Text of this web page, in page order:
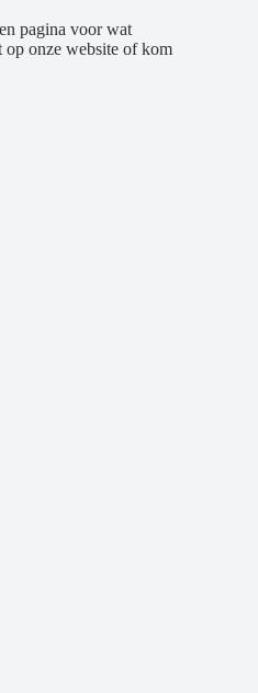
pagina voor wat
onze website of kom